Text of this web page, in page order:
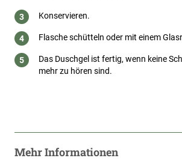
Konservieren.
Flasche schütteln oder mit einem
Das Duschgel ist fertig, wenn keine
mehr zu hören sind.
Mehr Informationen